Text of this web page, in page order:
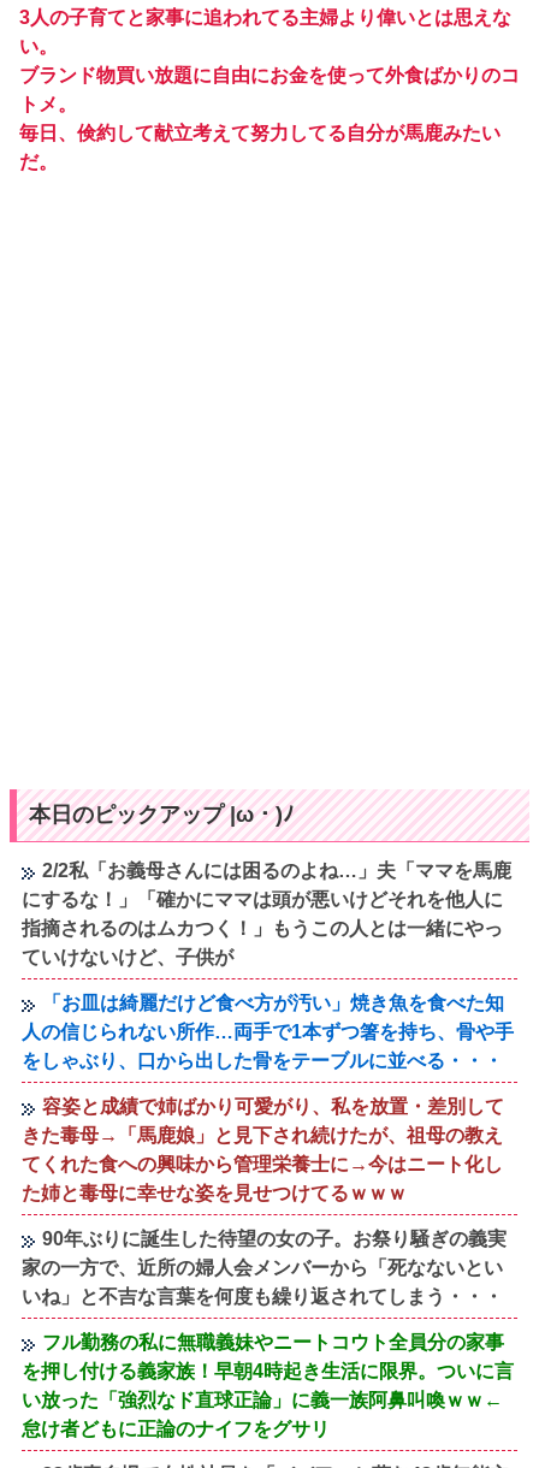
3人の子育てと家事に追われてる主婦より偉いとは思えな
い。
ブランド物買い放題に自由にお金を使って外食ばかりのコ
トメ。
毎日、倹約して献立考えて努力してる自分が馬鹿みたい
だ。
本日のピックアップ |ω・)ﾉ
2/2私「お義母さんには困るのよね…」夫「ママを馬鹿
にするな！」「確かにママは頭が悪いけどそれを他人に
指摘されるのはムカつく！」もうこの人とは一緒にやっ
ていけないけど、子供が
「お皿は綺麗だけど食べ方が汚い」焼き魚を食べた知
人の信じられない所作…両手で1本ずつ箸を持ち、骨や手
をしゃぶり、口から出した骨をテーブルに並べる・・・
容姿と成績で姉ばかり可愛がり、私を放置・差別して
きた毒母→「馬鹿娘」と見下され続けたが、祖母の教え
てくれた食への興味から管理栄養士に→今はニート化し
た姉と毒母に幸せな姿を見せつけてるｗｗｗ
90年ぶりに誕生した待望の女の子。お祭り騒ぎの義実
家の一方で、近所の婦人会メンバーから「死なないとい
いね」と不吉な言葉を何度も繰り返されてしまう・・・
フル勤務の私に無職義妹やニートコウト全員分の家事
を押し付ける義家族！早朝4時起き生活に限界。ついに言
い放った「強烈なド直球正論」に義一族阿鼻叫喚ｗｗ←
怠け者どもに正論のナイフをグサリ